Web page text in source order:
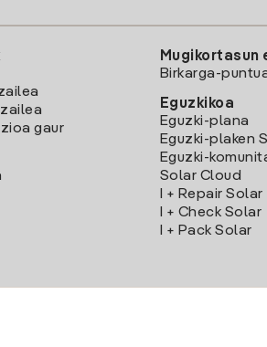
gaur
Mugikortasun
Birkarga-
Eguzkikoa
Eguzki-plana
Eguzki-plaken
Eguzki-
Solar Cloud
I + Repair Solar
I + Check Solar
I + Pack Solar